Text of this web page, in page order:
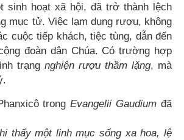
sinh hoạt xã hội, đã trở thành lệch
mục tử. Việc lạm dụng rượu, không
cuộc tiếp khách, tiệc tùng, dẫn đến
đoàn dân Chúa. Có trường hợp
trạng nghiện rượu thầm lặng, mà
trongEvangelii Gaudium đã
thấy một linh mục sống xa hoa, lệ